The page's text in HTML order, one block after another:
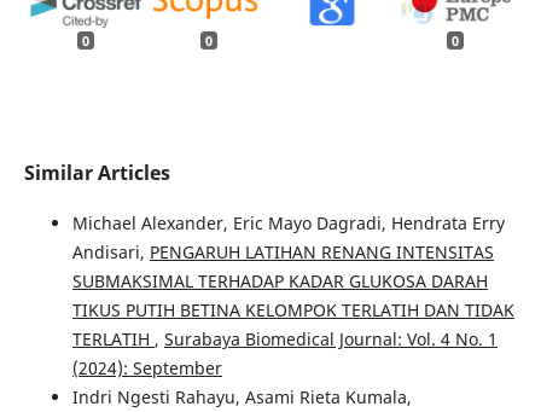
0 0 0
Similar Articles
Michael Alexander, Eric Mayo Dagradi, Hendrata Erry
Andisari, PENGARUH LATIHAN RENANG INTENSITAS
SUBMAKSIMAL TERHADAP KADAR GLUKOSA DARAH
TIKUS PUTIH BETINA KELOMPOK TERLATIH DAN TIDAK
TERLATIH , Surabaya Biomedical Journal: Vol. 4 No. 1
(2024): September
Indri Ngesti Rahayu, Asami Rieta Kumala,